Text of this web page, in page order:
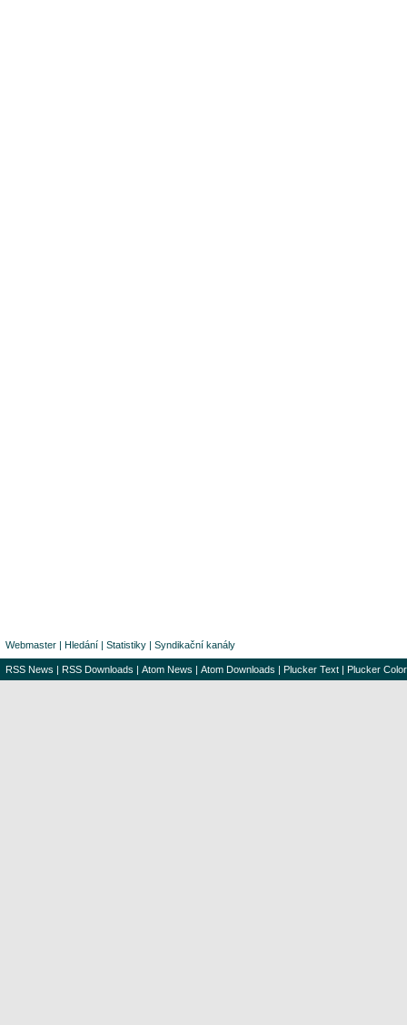
Webmaster | Hledání | Statistiky | Syndikační kanály
RSS News | RSS Downloads | Atom News | Atom Downloads | Plucker Text | Plucker Color